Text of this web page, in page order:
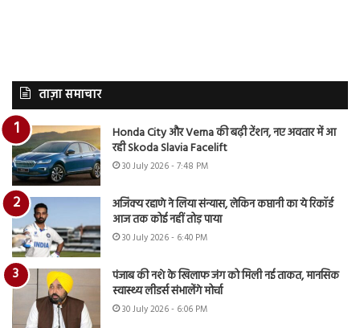
ताज़ा समाचार
Honda City और Verna की बढ़ी टेंशन, नए अवतार में आ
रही Skoda Slavia Facelift
30 July 2026 - 7:48 PM
अजिंक्य रहाणे ने लिया संन्यास, लेकिन कप्तानी का ये रिकॉर्ड
आज तक कोई नहीं तोड़ पाया
30 July 2026 - 6:40 PM
पंजाब की नशे के खिलाफ जंग को मिली नई ताकत, मानसिक
स्वास्थ्य लीडर्स संभालेंगे मोर्चा
30 July 2026 - 6:06 PM